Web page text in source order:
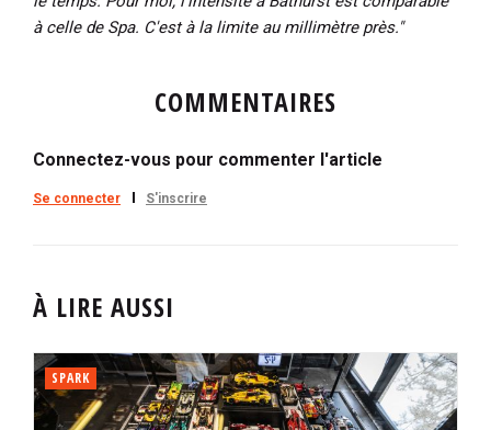
à celle de Spa. C'est à la limite au millimètre près."
COMMENTAIRES
Connectez-vous pour commenter l'article
Se connecter S'inscrire
À LIRE AUSSI
SPARK